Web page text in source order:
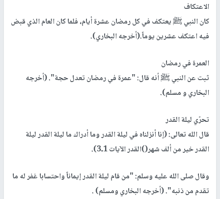
الاعتكاف
كان النبي ﷺ يعتكف في كل رمضان عشرة أيام، فلما كان العام الذي قبض
فيه اعتكف عشرين يوماً.(أخرجه البخاري).
العمرة في رمضان
ثبت عن النبي ﷺ أنه قال: "عمرة في رمضان تعدل حجة". (أخرجه
البخاري و مسلم).
تحرّي ليلة القدر
قال الله تعالى: (إنا أنزلناه في ليلة القدر وما أدراك ما ليلة القدر ليلة
القدر خير من ألف شهر()القدر الآيات 1ـ3 (
.
وقال صلى الله عليه وسلم: "من قام ليلة القدر إيماناً واحتسابا غفر له ما
تقدم من ذنبه".(أخرجه البخاري ومسلم).